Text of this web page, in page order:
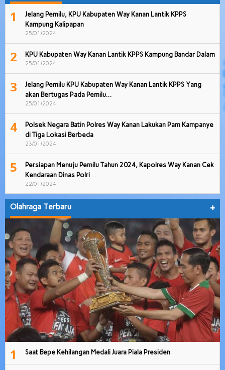
1
Jelang Pemilu, KPU Kabupaten Way Kanan Lantik KPPS
Kampung Kalipapan
25/01/2024
2 KPU Kabupaten Way Kanan Lantik KPPS Kampung Bandar Dalam
25/01/2024
3
Jelang Pemilu KPU Kabupaten Way Kanan Lantik KPPS Yang
akan Bertugas Pada Pemilu…
25/01/2024
4
Polsek Negara Batin Polres Way Kanan Lakukan Pam Kampanye
di Tiga Lokasi Berbeda
23/01/2024
5
Persiapan Menuju Pemilu Tahun 2024, Kapolres Way Kanan Cek
Kendaraan Dinas Polri
22/01/2024
Olahraga Terbaru +
1 Saat Bepe Kehilangan Medali Juara Piala Presiden